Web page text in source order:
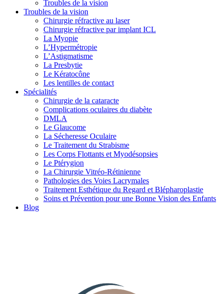
Troubles de la vision
Troubles de la vision
Chirurgie réfractive au laser
Chirurgie réfractive par implant ICL
La Myopie
L’Hypermétropie
L’Astigmatisme
La Presbytie
Le Kératocône
Les lentilles de contact
Spécialités
Chirurgie de la cataracte
Complications oculaires du diabète
DMLA
Le Glaucome
La Sécheresse Oculaire
Le Traitement du Strabisme
Les Corps Flottants et Myodésopsies
Le Ptérygion
La Chirurgie Vitréo-Rétinienne
Pathologies des Voies Lacrymales
Traitement Esthétique du Regard et Blépharoplastie
Soins et Prévention pour une Bonne Vision des Enfants
Blog